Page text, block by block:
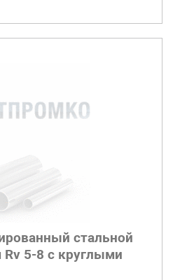
стальной
5-8 с круглыми